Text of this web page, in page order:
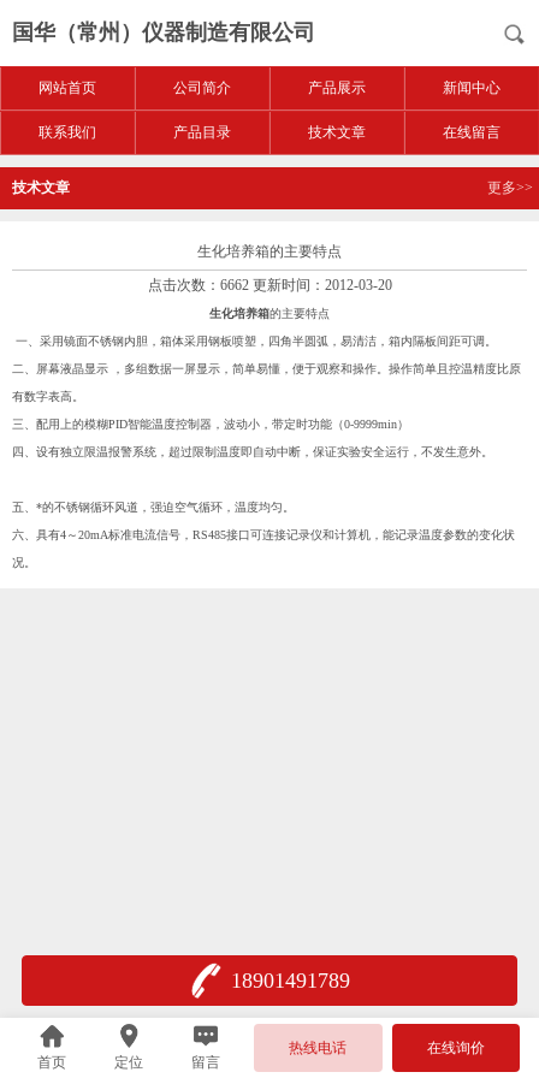
国华（常州）仪器制造有限公司
网站首页 公司简介 产品展示 新闻中心
联系我们 产品目录 技术文章 在线留言
技术文章 更多>>
生化培养箱的主要特点
点击次数：6662 更新时间：2012-03-20
生化培养箱的主要特点
一、采用镜面不锈钢内胆，箱体采用钢板喷塑，四角半圆弧，易清洁，箱内隔板间距可调。
二、屏幕液晶显示 ，多组数据一屏显示，简单易懂，便于观察和操作。操作简单且控温精度比原
有数字表高。
三、配用上的模糊PID智能温度控制器，波动小，带定时功能（0-9999min）
四、设有独立限温报警系统，超过限制温度即自动中断，保证实验安全运行，不发生意外。
五、*的不锈钢循环风道，强迫空气循环，温度均匀。
六、具有4～20mA标准电流信号，RS485接口可连接记录仪和计算机，能记录温度参数的变化状
况。
18901491789
首页 定位 留言
热线电话 在线询价